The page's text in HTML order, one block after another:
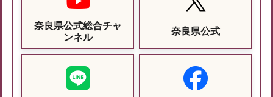
奈良県公式総合チャ
ンネル
奈良県公式